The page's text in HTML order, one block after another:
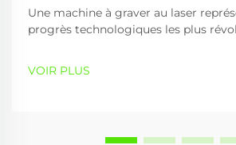
Une machine à graver au laser
progrès technologiques les plus
exploite l’énergie lumineuse
VOIR PLUS